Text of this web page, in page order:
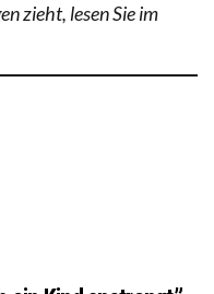
zieht, lesen Sie im